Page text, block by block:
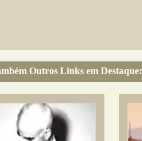
Outros Links em Destaque: